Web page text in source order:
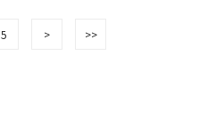
5 > >>